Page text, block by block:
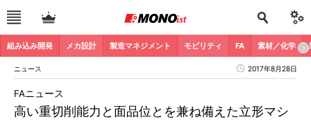
組み込み開発 メカ設計 製造マネジメント モビリティ FA 素材／化学
ニュース 2017年8月28日
高い重切削能力と面品位とを兼ね備えた立形マシ
FAニュース